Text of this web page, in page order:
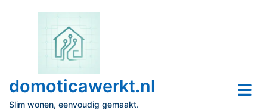
domoticawerkt.nl
Slim wonen, eenvoudig gemaakt.